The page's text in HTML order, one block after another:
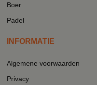
Boer
Padel
INFORMATIE
Algemene voorwaarden
Privacy